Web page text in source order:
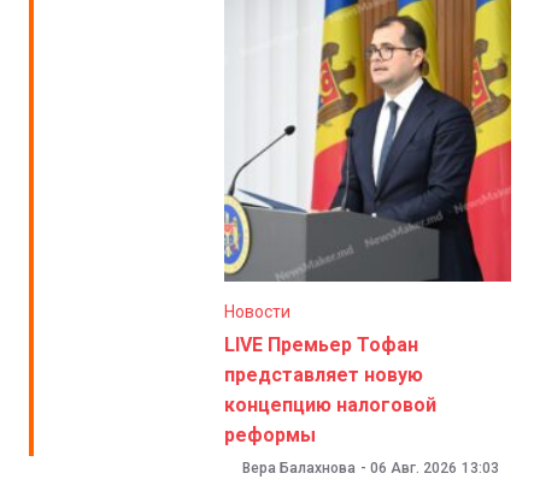
Новости
LIVE Премьер Тофан
представляет новую
концепцию налоговой
реформы
Вера Балахнова - 06 Авг. 2026 13:03